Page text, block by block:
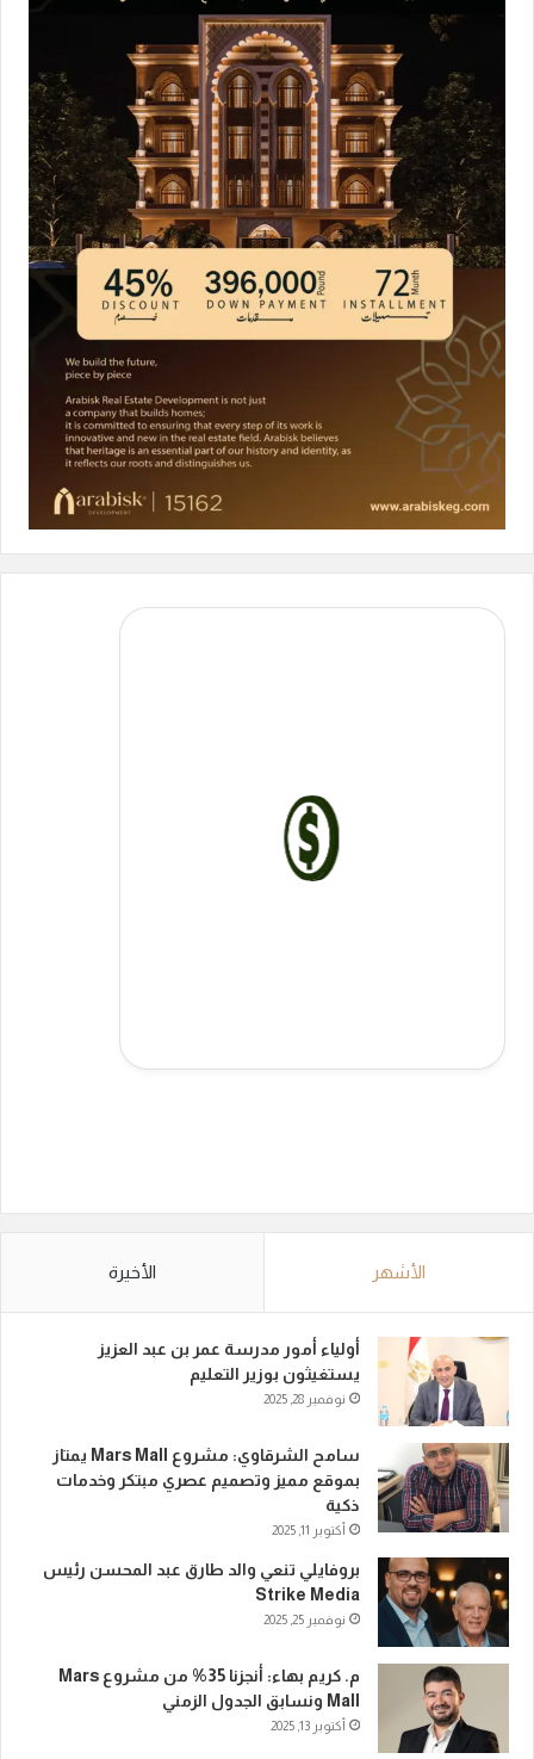
الأشهر الأخيرة
أولياء أمور مدرسة عمر بن عبد العزيز
يستغيثون بوزير التعليم
نوفمبر 28, 2025
سامح الشرقاوي: مشروع Mars Mall يمتاز
بموقع مميز وتصميم عصري مبتكر وخدمات
ذكية
أكتوبر 11, 2025
بروفايلي تنعي والد طارق عبد المحسن رئيس
Strike Media
نوفمبر 25, 2025
م. كريم بهاء: أنجزنا 35% من مشروع Mars
Mall ونسابق الجدول الزمني
أكتوبر 13, 2025